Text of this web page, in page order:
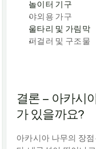
놀이터 기구
야외용 가구
울타리 및 가림막
퍼걸러 및 구조물
결론 – 아카시
가 있을까요?
아카시아 나무의 장